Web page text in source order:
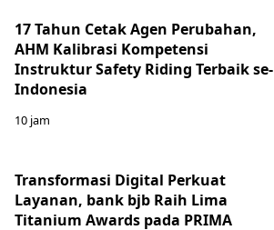
17 Tahun Cetak Agen Perubahan,
AHM Kalibrasi Kompetensi
Instruktur Safety Riding Terbaik se-
Indonesia
10 jam
Transformasi Digital Perkuat
Layanan, bank bjb Raih Lima
Titanium Awards pada PRIMA